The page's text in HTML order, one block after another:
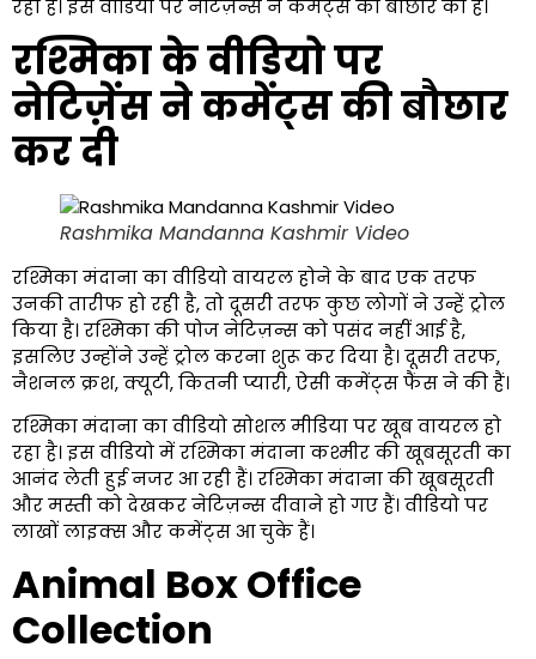
रहा है। इस वीडियो पर नेटिज़न्स ने कमेंट्स की बौछार की है।
रश्मिका के वीडियो पर
नेटिज़ेंस ने कमेंट्स की बौछार
कर दी
Rashmika Mandanna Kashmir Video
रश्मिका मंदाना का वीडियो वायरल होने के बाद एक तरफ
उनकी तारीफ हो रही है, तो दूसरी तरफ कुछ लोगों ने उन्हें ट्रोल
किया है। रश्मिका की पोज नेटिज़न्स को पसंद नहीं आई है,
इसलिए उन्होंने उन्हें ट्रोल करना शुरू कर दिया है। दूसरी तरफ,
नैशनल क्रश, क्यूटी, कितनी प्यारी, ऐसी कमेंट्स फैंस ने की हैं।
रश्मिका मंदाना का वीडियो सोशल मीडिया पर खूब वायरल हो
रहा है। इस वीडियो में रश्मिका मंदाना कश्मीर की खूबसूरती का
आनंद लेती हुई नजर आ रही हैं। रश्मिका मंदाना की खूबसूरती
और मस्ती को देखकर नेटिज़न्स दीवाने हो गए हैं। वीडियो पर
लाखों लाइक्स और कमेंट्स आ चुके हैं।
Animal Box Office
Collection